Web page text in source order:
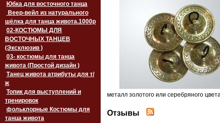
Юбка для восточного танца
Веер-вейл из натурального
шёлка для танца живота.1000p
02-КОСТЮМЫ ДЛЯ
ВОСТОЧНЫХ ТАНЦЕВ
(Эксклюзив )
03- костюмы для танца
живота (Простой дизайн )
Танец живота атрибуты для т/
ж
Топик для выступлений и
тренировок
фольклорные Костюмы для
танца живота
металл золотого или серебряного
Отзывы